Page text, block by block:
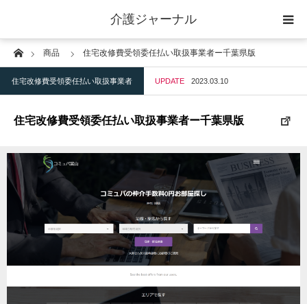
介護ジャーナル
Home商品 住宅改修費受領委任払い取扱事業者ー千葉県版
住宅改修費受領委任払い取扱事業者 UPDATE 2023.03.10
住宅改修費受領委任払い取扱事業者ー千葉県版
ケアプラン作成
訪問
短期入所
訪問＋通い＋宿泊
施設
地域密着型小規模施設